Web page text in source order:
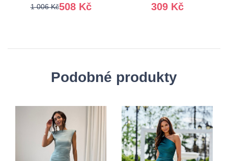
508 Kč
1 006 Kč 309 Kč
Podobné produkty